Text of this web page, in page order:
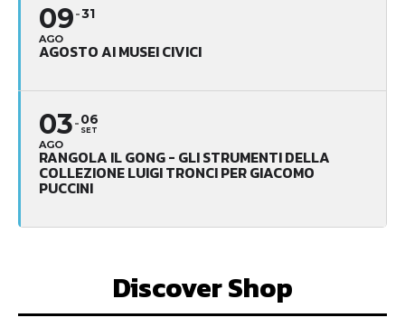
09
AGO
31
AGOSTO AI MUSEI CIVICI
03
AGO
06
SET
RANGOLA IL GONG - GLI STRUMENTI DELLA
COLLEZIONE LUIGI TRONCI PER GIACOMO
PUCCINI
Discover Shop